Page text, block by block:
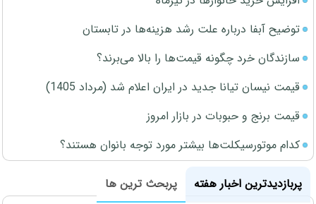
توضیح آبفا درباره علت رشد هزینه‌ها در تابستان
سازندگان خرد چگونه قیمت‌ها را بالا می‌برند؟
قیمت نیسان تیانا جدید در ایران اعلام شد (مرداد 1405)
قیمت برنج و حبوبات در بازار امروز
کدام موتورسیکلت‌ها بیشتر مورد توجه بانوان هستند؟
پربازدیدترین اخبار هفته
پربحث ترین ها